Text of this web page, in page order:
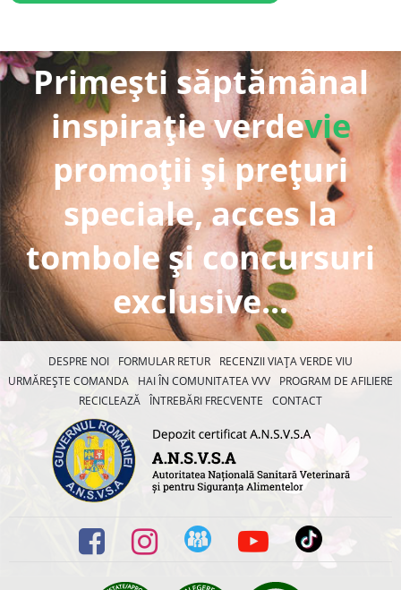
Primești săptămânal
inspirație verdevie
promoții și prețuri
speciale, acces la
tombole și concursuri
exclusive...
DESPRE NOI FORMULAR RETUR
RECENZII VIAȚA VERDE VIU
URMĂREȘTE COMANDA
HAI ÎN COMUNITATEA VVV
PROGRAM DE AFILIERE
RECICLEAZĂ ÎNTREBĂRI FRECVENTE CONTACT